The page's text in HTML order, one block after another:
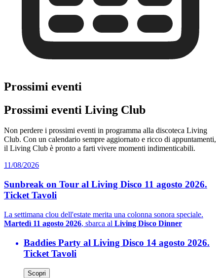
Prossimi eventi
Prossimi eventi Living Club
Non perdere i prossimi eventi in programma alla discoteca Living
Club. Con un calendario sempre aggiornato e ricco di appuntamenti,
il Living Club è pronto a farti vivere momenti indimenticabili.
11/08/2026
Sunbreak on Tour al Living Disco 11 agosto 2026.
Ticket Tavoli
La settimana clou dell'estate merita una colonna sonora speciale.
Martedì 11 agosto 2026, sbarca al Living Disco Dinner
Baddies Party al Living Disco 14 agosto 2026.
Ticket Tavoli
Scopri